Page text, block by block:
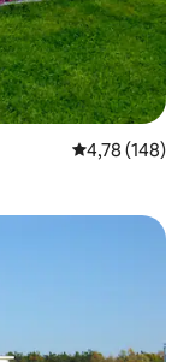
4,78 de uma
4,78 (148)